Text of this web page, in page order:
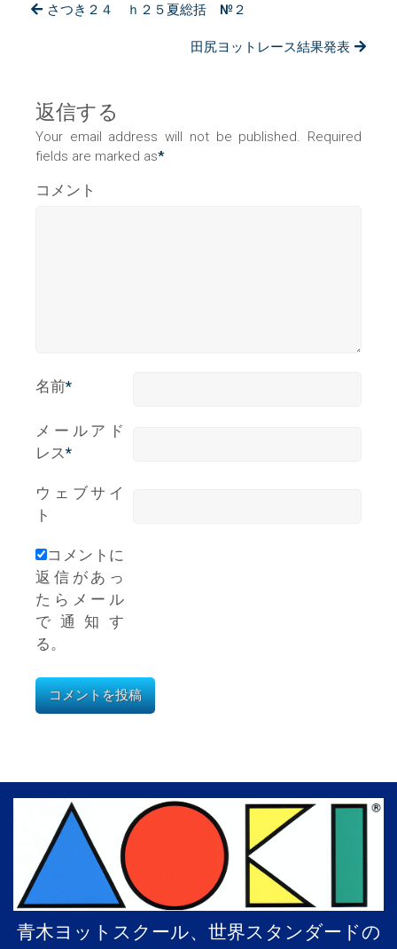
さつき２４ ｈ２５夏総括 №２
田尻ヨットレース結果発表
返信する
Your email address will not be published. Required
fields are marked as*
コメント
名前*
メールアド
レス*
ウェブサイ
ト
コメントに
返信があっ
たらメール
で通知す
る。
青木ヨットスクール、世界スタンダードの